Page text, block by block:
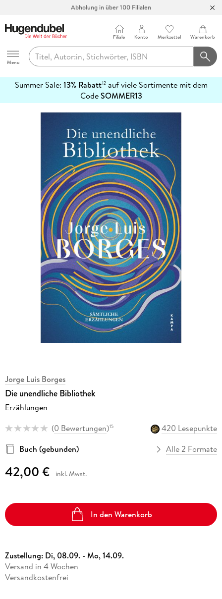
Abholung in über 100 Filialen
Hugendubel
Menu
Filiale Konto Merkzettel Warenkorb
Summer Sale: 13% Rabatt12auf viele Sortimente mit dem
CodeSOMMER13
erfahren
Jorge Luis Borges
Die unendliche Bibliothek
Erzählungen
(0 Bewertungen)15
420 Lesepunkte
Buch (gebunden)
Alle 2 Formate
42,00 € inkl. Mwst.
In den Warenkorb
Zustellung: Di, 08.09. - Mo, 14.09.
Versand in 4 Wochen
Versandkostenfrei